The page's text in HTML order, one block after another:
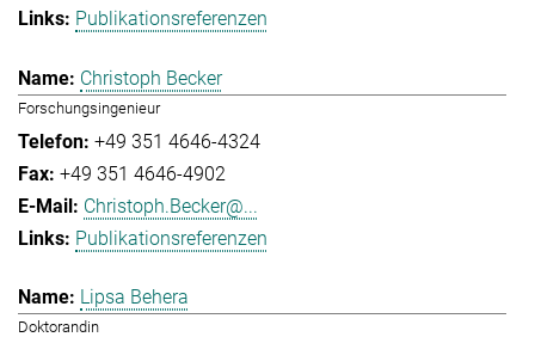
Publikationsreferenzen
Christoph Becker
Forschungsingenieur
+49 351 4646-4324
+49 351 4646-4902
Christoph.Becker@...
Publikationsreferenzen
Lipsa Behera
Doktorandin